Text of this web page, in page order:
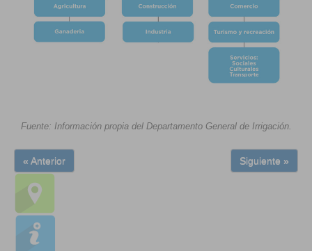
Fuente: Información propia del Departamento General de Irrigación.
« Anterior Siguiente »